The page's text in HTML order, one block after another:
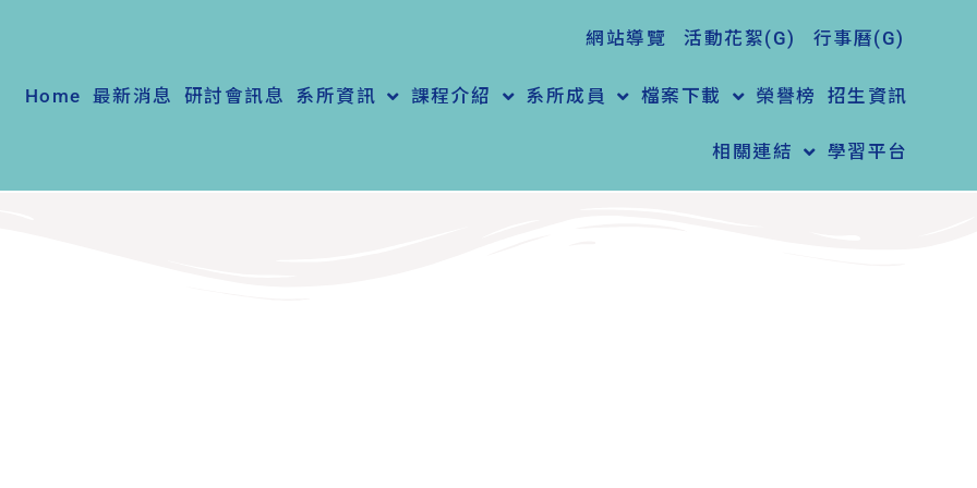
網站導覽 活動花絮(G) 行事曆(G)
Home 最新消息 研討會訊息 系所資訊 課程介紹 系所成員 檔案下載 榮譽榜 招生資訊
相關連結 學習平台